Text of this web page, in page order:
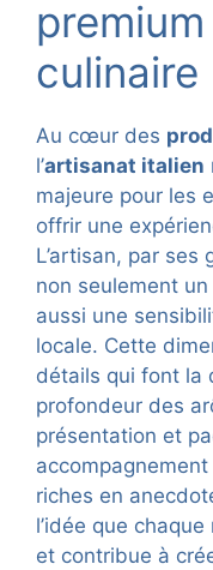
culinaire
Au cœur des
l’artisanat italien
majeure pour les
offrir une
L’artisan, par
non seulement
aussi une
locale. Cette
détails qui font la
profondeur des
présentation et
riches en
l’idée que
et contribue à